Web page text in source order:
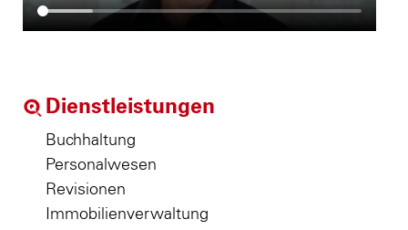
Dienstleistungen
Buchhaltung
Personalwesen
Revisionen
Immobilienverwaltung